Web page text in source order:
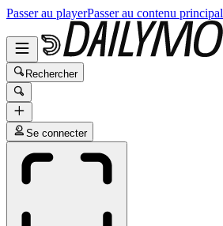
Passer au playerPasser au contenu principal
Rechercher
Se connecter